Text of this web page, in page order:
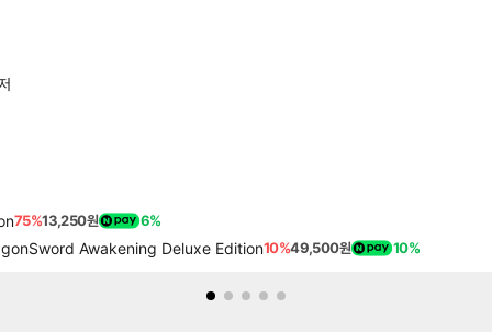
75%13,250원 6%
Awakening Deluxe Edition10%49,500원 10%